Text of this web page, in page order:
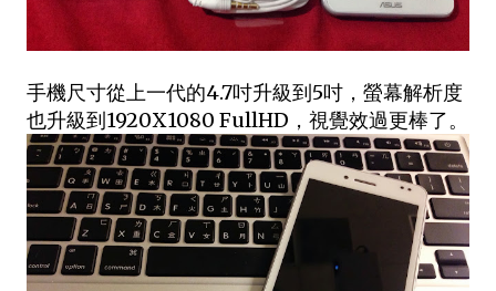
手機尺寸從上一代的4.7吋升級到5吋，螢幕解析度
也升級到1920X1080 FullHD，視覺效過更棒了。